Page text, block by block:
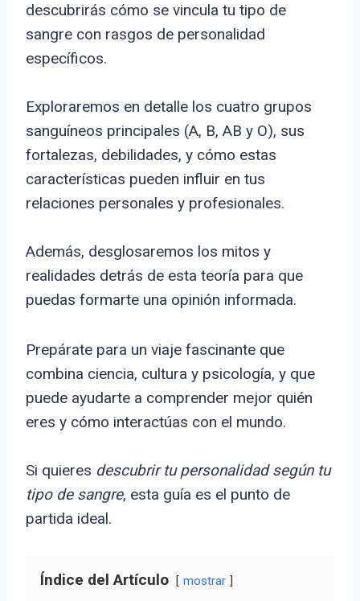
descubrirás cómo se vincula tu tipo de
sangre con rasgos de personalidad
específicos.
Exploraremos en detalle los cuatro grupos
sanguíneos principales (A, B, AB y O), sus
fortalezas, debilidades, y cómo estas
características pueden influir en tus
relaciones personales y profesionales.
Además, desglosaremos los mitos y
realidades detrás de esta teoría para que
puedas formarte una opinión informada.
Prepárate para un viaje fascinante que
combina ciencia, cultura y psicología, y que
puede ayudarte a comprender mejor quién
eres y cómo interactúas con el mundo.
Si quieres descubrir tu personalidad según tu
tipo de sangre, esta guía es el punto de
partida ideal.
Índice del Artículo mostrar